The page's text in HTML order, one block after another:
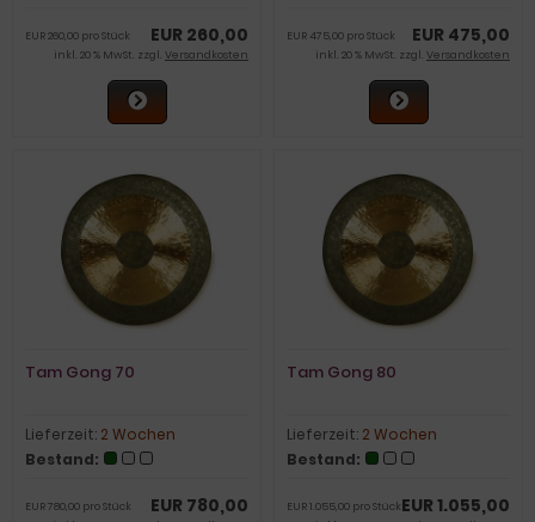
EUR 260,00
EUR 260,00 pro Stück
inkl. 20 % MwSt. zzgl. Versandkosten
EUR 475,00
EUR 475,00 pro Stück
inkl. 20 % MwSt. zzgl. Versandkosten
Tam Gong 70
Lieferzeit: 2 Wochen
Bestand:
EUR 780,00
EUR 780,00 pro Stück
Tam Gong 80
Lieferzeit: 2 Wochen
Bestand:
EUR 1.055,00
EUR 1.055,00 pro Stück